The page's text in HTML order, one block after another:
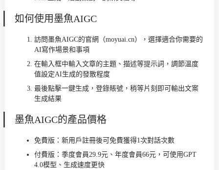
如何使用墨魚AIGC
訪問墨魚AIGC的官網（moyuai.cn），選擇適合你需要的
AI寫作場景和事項
在輸入框中輸入文章的主題、描述等提示詞，調節溫度
值設定AI生成的發散程度
最後點擊一鍵生成，登錄賬號，稍等片刻即可輸出文案
生成結果
墨魚AIGC的產品價格
免費版：新用戶註冊後可免費獲得1次對話次數
付費版：季度會員29.9元、年度會員66元，可使用GPT
4.0模型、生成速度更快